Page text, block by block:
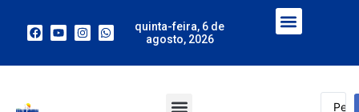
quinta-feira, 6 de
agosto, 2026